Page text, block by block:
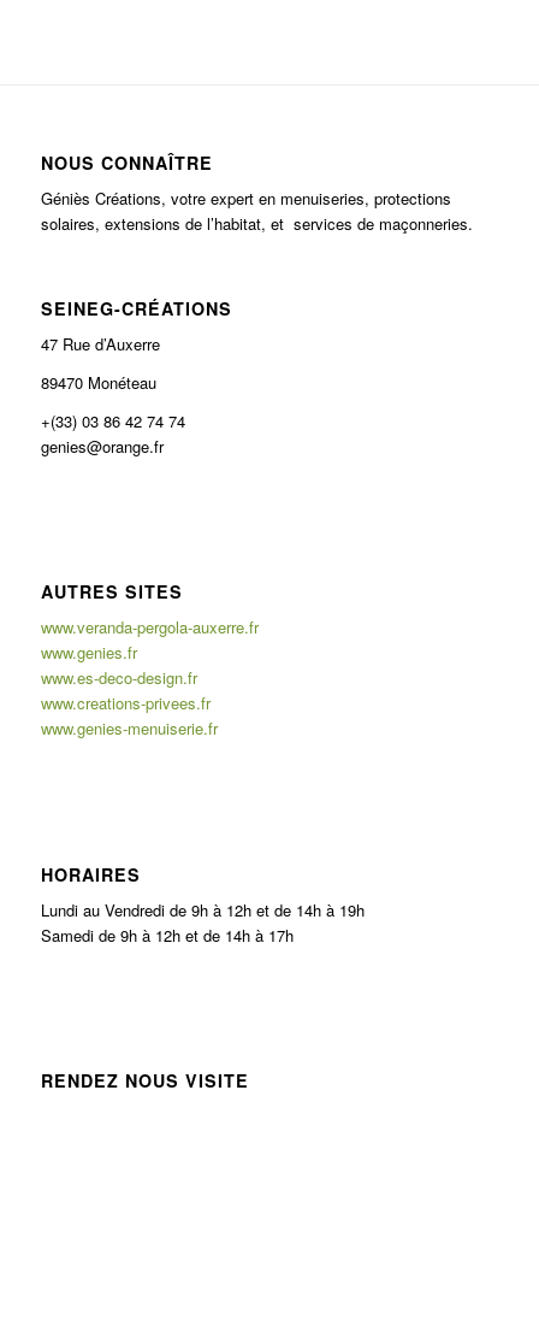
NOUS CONNAÎTRE
Géniès Créations, votre expert en menuiseries, protections
solaires, extensions de l’habitat, et services de maçonneries.
SEINEG-CRÉATIONS
47 Rue d’Auxerre
89470 Monéteau
+(33) 03 86 42 74 74
genies@orange.fr
AUTRES SITES
www.veranda-pergola-auxerre.fr
www.genies.fr
www.es-deco-design.fr
www.creations-privees.fr
www.genies-menuiserie.fr
HORAIRES
Lundi au Vendredi de 9h à 12h et de 14h à 19h
Samedi de 9h à 12h et de 14h à 17h
RENDEZ NOUS VISITE